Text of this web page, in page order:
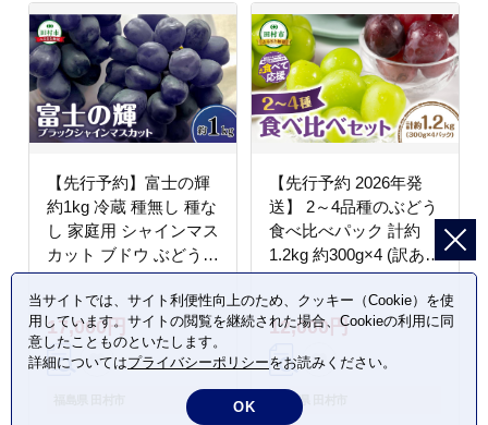
【先行予約】富士の輝
約1kg 冷蔵 種無し 種な
し 家庭用 シャインマス
カット ブドウ ぶどう
品種 果物 甘い 巨峰 美
味しい 希少 人気 ラン
キング おすすめ 福島県
田村市 鈴木農園
17,000円
【先行予約 2026年発
送】 2～4品種のぶどう
食べ比べパック 計約
1.2kg 約300g×4 (訳あり
粒タイプ) 10月より順
次発送 粒パック シャイ
ンマスカット バイオレ
イハート ゴルビー クイ
ーンニーナ 家庭用 オス
12,000円
福島県 田村市
当サイトでは、サイト利便性向上のため、クッキー（Cookie）を使
用しています。サイトの閲覧を継続された場合、Cookieの利用に同
意したことものといたします。
詳細についてはプライバシーポリシーをお読みください。
OK